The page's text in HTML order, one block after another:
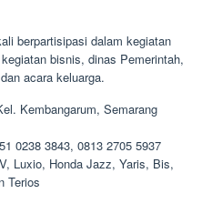
berpartisipasi dalam kegiatan
bisnis, dinas Pemerintah,
acara keluarga.
Kembangarum, Semarang
0238 3843, 0813 2705 5937
Luxio, Honda Jazz, Yaris, Bis,
Terios